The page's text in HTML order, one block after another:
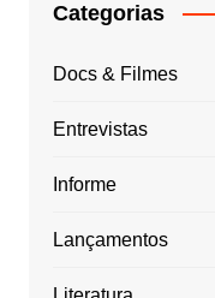
Categorias
Docs & Filmes
Entrevistas
Informe
Lançamentos